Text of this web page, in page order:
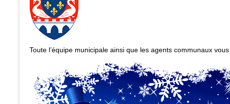
Toute l’équipe municipale ainsi que les agents communaux